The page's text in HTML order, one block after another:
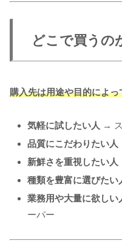
どこで買うの
購入先は用途や目的によ
気軽に試したい人 →
品質にこだわりたい人
新鮮さを重視したい人
種類を豊富に選びたい
業務用や大量に欲しい
ーパー